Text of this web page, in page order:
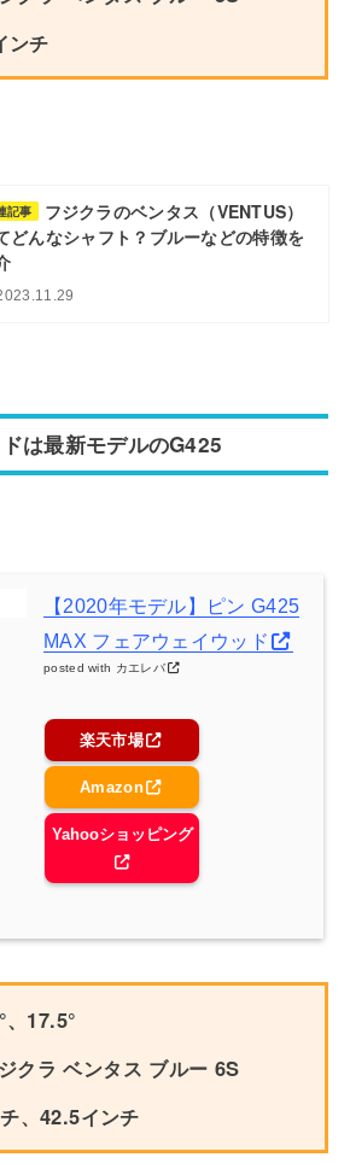
ンチ
記事
フジクラのベンタス（VENTUS）
どんなシャフト？ブルーなどの特徴を
は最新モデルのG425
【2020年モデル】ピン G425
MAX フェアウェイウッド
posted with カエレバ
楽天市場
Amazon
Yahooショッピング
17.5°
クラ ベンタス ブルー 6S
、42.5インチ